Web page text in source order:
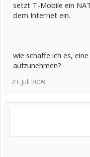
setzt T-Mobile ein
dem Internet ein.
wie schaffe ich es,
aufzunehmen?
23. Juli 2009